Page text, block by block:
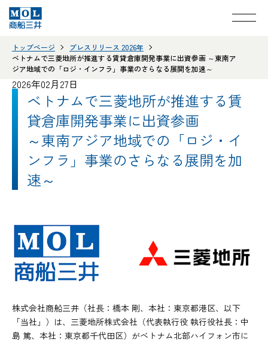
トップページ
プレスリリース 2026年
ベトナムで三菱地所が推進する賃貸倉庫開発事業に出資参画 ～東南ア
ジア地域での「ロジ・インフラ」事業のさらなる展開を加速～
2026年02月27日
ベトナムで三菱地所が推進する賃
貸倉庫開発事業に出資参画
～東南アジア地域での「ロジ・イ
ンフラ」事業のさらなる展開を加
速～
株式会社商船三井（社長：橋本 剛、本社：東京都港区、以下
「当社」）は、三菱地所株式会社（代表執行役 執行役社長：中
島 篤、本社：東京都千代田区）がベトナム北部ハイフォン市に